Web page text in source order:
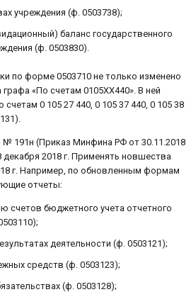
учреждения (ф. 0503738);
баланс государственного
(ф. 0503830).
по форме 0503710 не только изменено
«По счетам 0105ХХ440». В ней
0 105 27 440, 0 105 37 440, 0 105 38
191н (Приказ Минфина РФ от 30.11.2018
2018 г. Применять новшества
г. Например, по обновленным формам
отчеты:
счетов бюджетного учета отчетного
деятельности (ф. 0503121);
средств (ф. 0503123);
(ф. 0503128);